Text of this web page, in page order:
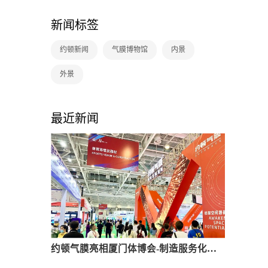
新闻标签
约顿新闻 气膜博物馆 内景
外景
最近新闻
约顿气膜亮相厦门体博会-制造服务化驱动市场新增长